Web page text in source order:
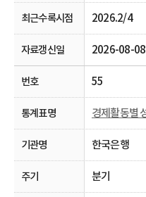
2026.2/4
2026-08-08
55
한국은행
분기